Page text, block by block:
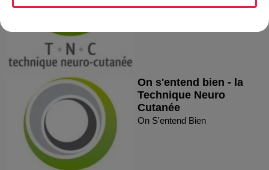
On s'entend bien - la
Technique Neuro
Cutanée
On S'entend Bien